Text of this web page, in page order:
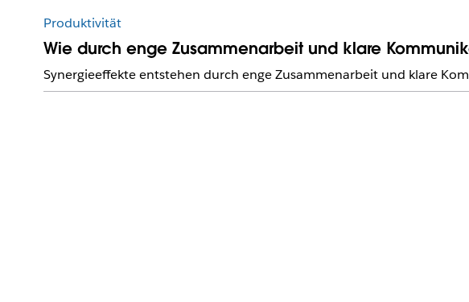
Produktivität
Wie durch enge Zusammenarbeit und klare
Synergieeffekte entstehen durch enge Zusammenarbeit und klare